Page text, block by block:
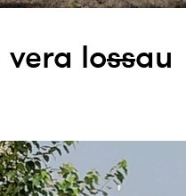
vera lossau